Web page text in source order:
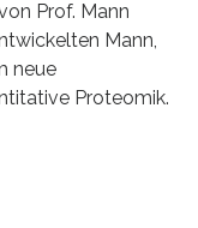
Prof. Mann
Mann,
neue
Proteomik.